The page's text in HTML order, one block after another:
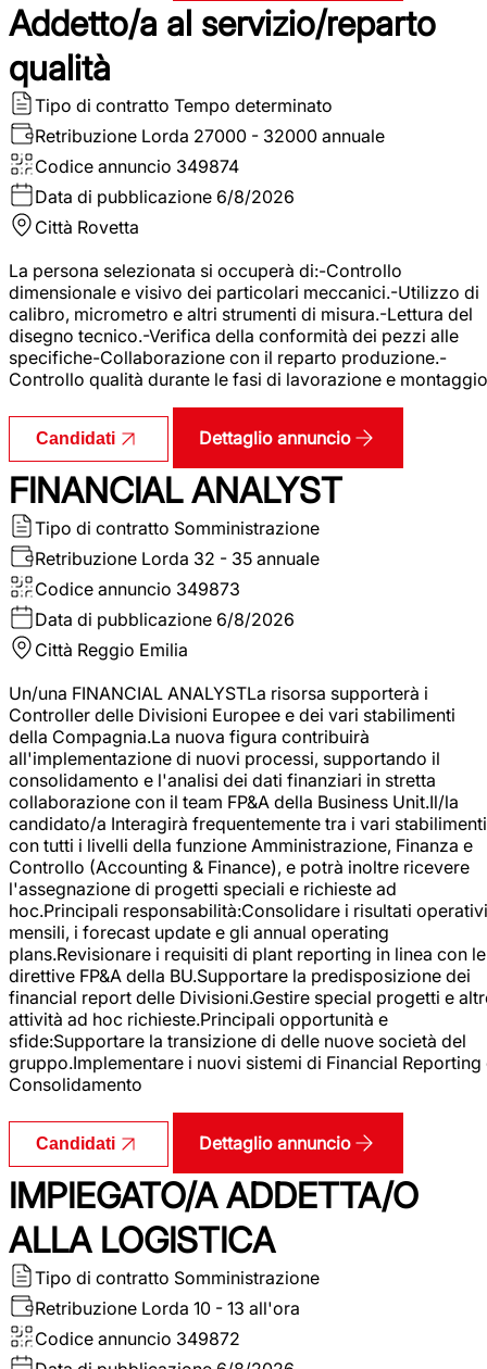
Addetto/a al servizio/reparto
qualità
Tipo di contratto Tempo determinato
Retribuzione Lorda 27000 - 32000 annuale
Codice annuncio 349874
Data di pubblicazione 6/8/2026
Città Rovetta
La persona selezionata si occuperà di:-Controllo
dimensionale e visivo dei particolari meccanici.-Utilizzo di
calibro, micrometro e altri strumenti di misura.-Lettura del
disegno tecnico.-Verifica della conformità dei pezzi alle
specifiche-Collaborazione con il reparto produzione.-
Controllo qualità durante le fasi di lavorazione e
Candidati Dettaglio annuncio
FINANCIAL ANALYST
Tipo di contratto Somministrazione
Retribuzione Lorda 32 - 35 annuale
Codice annuncio 349873
Data di pubblicazione 6/8/2026
Città Reggio Emilia
Un/una FINANCIAL ANALYSTLa risorsa supporterà i
Controller delle Divisioni Europee e dei vari stabilimenti
della Compagnia.La nuova figura contribuirà
all'implementazione di nuovi processi, supportando il
consolidamento e l'analisi dei dati finanziari in stretta
collaborazione con il team FP&A della Business Unit.Il/la
candidato/a Interagirà frequentemente tra i vari stabilimenti
con tutti i livelli della funzione Amministrazione, Finanza e
Controllo (Accounting & Finance), e potrà inoltre ricevere
l'assegnazione di progetti speciali e richieste ad
hoc.Principali responsabilità:Consolidare i risultati operativi
mensili, i forecast update e gli annual operating
plans.Revisionare i requisiti di plant reporting in linea con le
direttive FP&A della BU.Supportare la predisposizione dei
financial report delle Divisioni.Gestire special progetti e
attività ad hoc richieste.Principali opportunità e
sfide:Supportare la transizione di delle nuove società del
gruppo.Implementare i nuovi sistemi di Financial Reporting
Consolidamento
Candidati Dettaglio annuncio
IMPIEGATO/A ADDETTA/O
ALLA LOGISTICA
Tipo di contratto Somministrazione
Retribuzione Lorda 10 - 13 all'ora
Codice annuncio 349872